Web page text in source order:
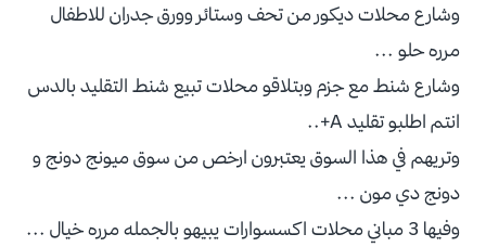
وشارع محلات ديكور من تحف وستائر وورق جدران للاطفال
مرره حلو ...
وشارع شنط مع جزم وبتلاقو محلات تبيع شنط التقليد بالدس
انتم اطلبو تقليد A+..
وتريهم في هذا السوق يعتبرون ارخص من سوق ميونج دونج و
دونج دي مون ...
وفيها 3 مباني محلات اكسسوارات يبيهو بالجمله مرره خيال ...